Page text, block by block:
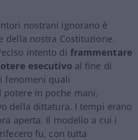
nostrani ignorano è
della nostra Costituzione.
intento di frammentare
esecutivo al fine di
fenomeni quali
potere in poche mani,
della dittatura. I tempi erano
aperta. Il modello a cui i
fu, con tutta